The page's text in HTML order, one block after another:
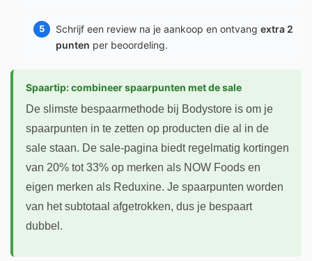
Schrijf een review na je aankoop en ontvang extra 2
punten per beoordeling.
Spaartip: combineer spaarpunten met de sale
De slimste bespaarmethode bij Bodystore is om je
spaarpunten in te zetten op producten die al in de
sale staan. De sale-pagina biedt regelmatig kortingen
van 20% tot 33% op merken als NOW Foods en
eigen merken als Reduxine. Je spaarpunten worden
van het subtotaal afgetrokken, dus je bespaart
dubbel.